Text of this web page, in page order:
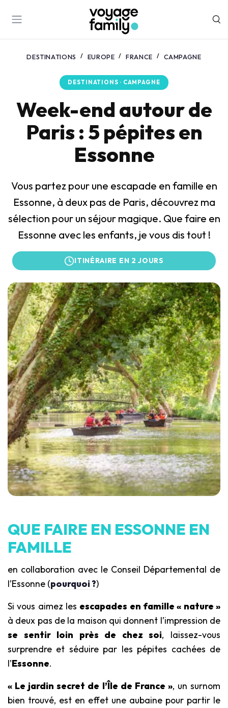
DESTINATIONS EUROPE FRANCE CAMPAGNE
DESTINATIONS · CAMPAGNE
Week-end autour de
Paris : 5 pépites en
Essonne
Vous partez pour une escapade en famille en
Essonne, à deux pas de Paris, découvrez ma
sélection pour un séjour magique. Que faire en
Essonne avec les enfants, je vous dis tout !
ITINÉRAIRE EN 2 JOURS
QUE FAIRE EN ESSONNE EN
FAMILLE
en collaboration avec le Conseil Départemental de
l’Essonne (pourquoi ?)
Si vous aimez les escapades en famille « nature »
à deux pas de la maison qui donnent l’impression de
se sentir loin près de chez soi, laissez-vous
surprendre et séduire par les pépites cachées de
l’Essonne.
« Le jardin secret de l’Île de France », un surnom
bien trouvé, est en effet une aubaine pour partir le